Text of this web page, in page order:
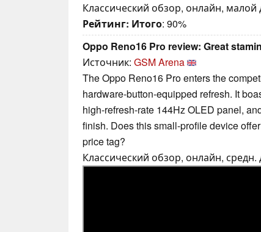
Классический обзор, онлайн, малой
Рейтинг: Итого: 90%
Oppo Reno16 Pro review: Great
Источник: GSM Arena
The Oppo Reno16 Pro enters the
hardware-button-equipped refresh. It
high-refresh-rate 144Hz OLED panel,
finish. Does this small-profile device
price tag?
Классический обзор, онлайн,